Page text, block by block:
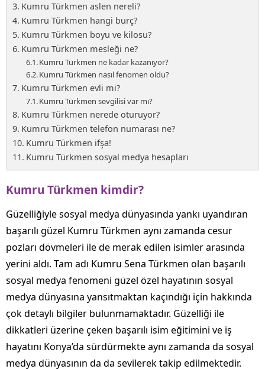
Kumru Türkmen aslen nereli?
Kumru Türkmen hangi burç?
Kumru Türkmen boyu ve kilosu?
Kumru Türkmen mesleği ne?
Kumru Türkmen ne kadar kazanıyor?
Kumru Türkmen nasıl fenomen oldu?
Kumru Türkmen evli mi?
Kumru Türkmen sevgilisi var mı?
Kumru Türkmen nerede oturuyor?
Kumru Türkmen telefon numarası ne?
Kumru Türkmen ifşa!
Kumru Türkmen sosyal medya hesapları
Kumru Türkmen kimdir?
Güzelliğiyle sosyal medya dünyasında yankı uyandıran
başarılı güzel Kumru Türkmen aynı zamanda cesur
pozları dövmeleri ile de merak edilen isimler arasında
yerini aldı. Tam adı Kumru Sena Türkmen olan başarılı
sosyal medya fenomeni güzel özel hayatının sosyal
medya dünyasına yansıtmaktan kaçındığı için hakkında
çok detaylı bilgiler bulunmamaktadır. Güzelliği ile
dikkatleri üzerine çeken başarılı isim eğitimini ve iş
hayatını Konya’da sürdürmekte aynı zamanda da sosyal
medya dünyasının da da sevilerek takip edilmektedir.